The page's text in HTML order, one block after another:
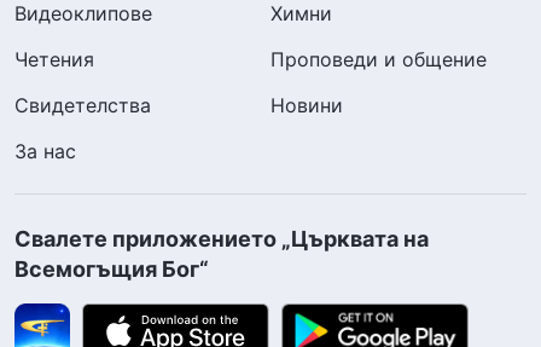
Видеоклипове
Химни
Четения
Проповеди и общение
Свидетелства
Новини
За нас
Свалете приложението „Църквата на
Всемогъщия Бог“